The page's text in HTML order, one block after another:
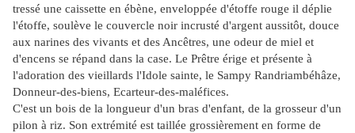
tressé une caissette en ébène, enveloppée d'étoffe rouge il déplie
l'étoffe, soulève le couvercle noir incrusté d'argent aussitôt, douce
aux narines des vivants et des Ancêtres, une odeur de miel et
d'encens se répand dans la case. Le Prêtre érige et présente à
l'adoration des vieillards l'Idole sainte, le Sampy Randriambéhâze,
Donneur-des-biens, Ecarteur-des-maléfices.
C'est un bois de la longueur d'un bras d'enfant, de la grosseur d'un
pilon à riz. Son extrémité est taillée grossièrement en forme de